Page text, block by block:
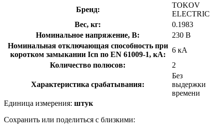
Бренд:
TOKOV
ELECTRIC
Вес, кг:
0.1983
Номинальное напряжение, В:
230 В
Номинальная отключающая способность при
коротком замыкании Icn по EN 61009-1, кА:
6 кА
Количество полюсов:
2
Характеристика срабатывания:
Без
выдержки
времени
Единица измерения: штук
Сохранить или поделиться с близкими: